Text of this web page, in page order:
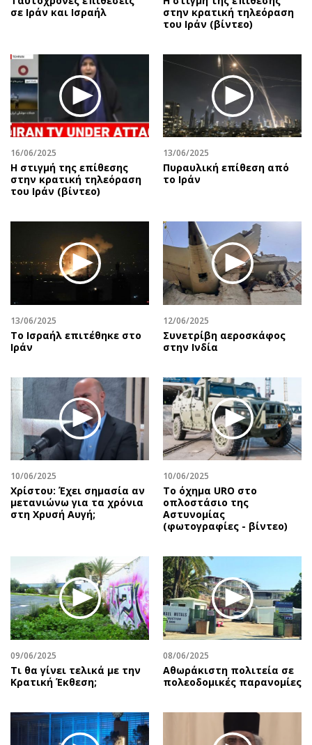
σε Ιράν και Ισραήλ
στην κρατική τηλεόραση
του Ιράν (βίντεο)
16/06/2025
Η στιγμή της επίθεσης
στην κρατική τηλεόραση
του Ιράν (βίντεο)
13/06/2025
Πυραυλική επίθεση από
το Ιράν
13/06/2025
To Ισραήλ επιτέθηκε στο
Ιράν
12/06/2025
Συνετρίβη αεροσκάφος
στην Ινδία
10/06/2025
Χρίστου: Έχει σημασία αν
μετανιώνω για τα χρόνια
στη Χρυσή Αυγή;
10/06/2025
Το όχημα URO στο
οπλοστάσιο της
Αστυνομίας
(φωτογραφίες - βίντεο)
09/06/2025
Τι θα γίνει τελικά με την
Κρατική Έκθεση;
08/06/2025
Αθωράκιστη πολιτεία σε
πολεοδομικές παρανομίες